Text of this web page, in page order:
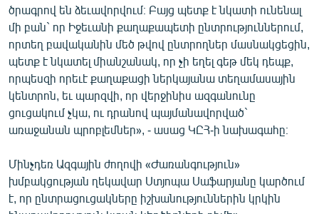
ծրագրով են ձեւավորվում։ Բայց պետք է նկատի ունենալ
մի բան` որ Իջեւանի քաղաքապետի ընտրություններում,
որտեղ բավականին մեծ թվով ընտրողներ մասնակցեցին,
պետք է նկատել միանշանակ, որ չի եղել գեթ մեկ դեպք,
որպեսզի որեւէ քաղաքացի ներկայանա տեղամասային
կենտրոն, եւ պարզվի, որ վերջինիս ազգանունը
ցուցակում չկա, ու դրանով պայմանավորված`
առաջանան պրոբլեմներ», - ասաց ԿԸՀ-ի նախագահը։
Մինչդեռ Ազգային ժողովի «Ժառանգություն»
խմբակցության ղեկավար Ստյոպա Սաֆարյանը կարծում
է, որ ընտրացուցակները իշխանություններին կրկին